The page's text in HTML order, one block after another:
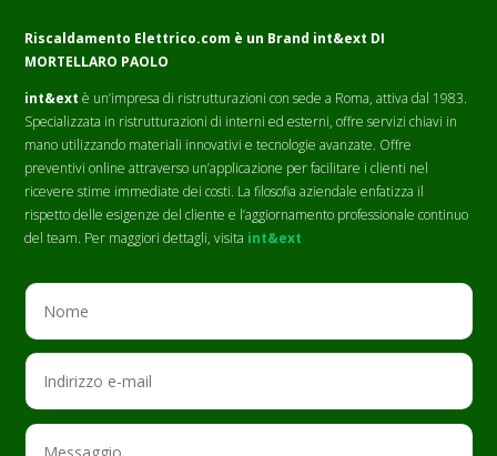
Riscaldamento Elettrico.com è un Brand int&ext DI
MORTELLARO PAOLO
int&ext è un’impresa di ristrutturazioni con sede a Roma, attiva dal 1983.
Specializzata in ristrutturazioni di interni ed esterni, offre servizi chiavi in
mano utilizzando materiali innovativi e tecnologie avanzate. Offre
preventivi online attraverso un’applicazione per facilitare i clienti nel
ricevere stime immediate dei costi. La filosofia aziendale enfatizza il
rispetto delle esigenze del cliente e l’aggiornamento professionale continuo
del team. Per maggiori dettagli, visita int&ext